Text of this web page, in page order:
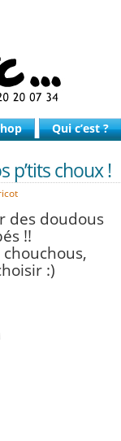
Qui c’est ?
p’tits choux !
des doudous
!!
:)